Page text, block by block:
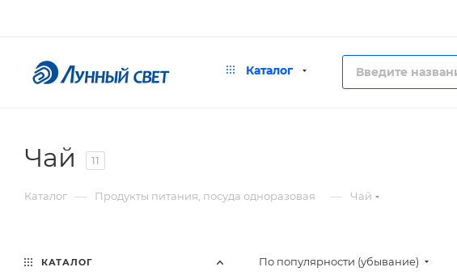
Каталог
Чай 11
Каталог — Продукты питания, посуда одноразовая — Чай
По популярности (убывание)
КАТАЛОГ